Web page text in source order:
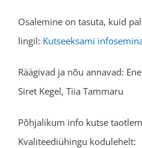
Osalemine on tasuta, kuid
lingil: Kutseeksami
Räägivad ja nõu annavad:
Siret Kegel, Tiia Tammaru
Põhjalikum info kutse
Kvaliteediühingu kodulehelt: